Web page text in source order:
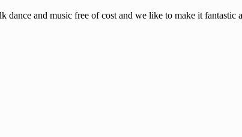
and music free of cost and we like to make it